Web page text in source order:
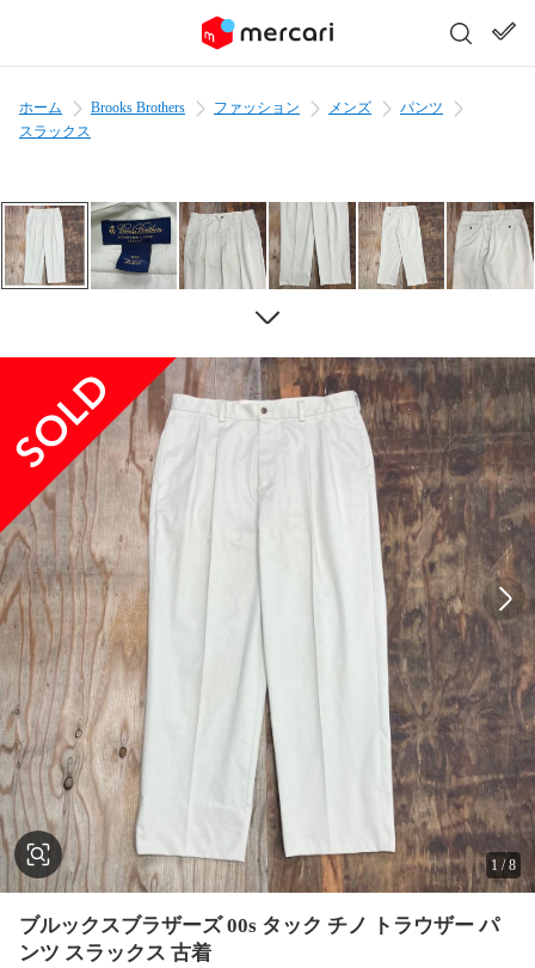
ホーム Brooks Brothers ファッション メンズ
パンツ
スラックス
1 /8
ブルックスブラザーズ 00s タック チノ トラウザー パ
ンツ スラックス 古着